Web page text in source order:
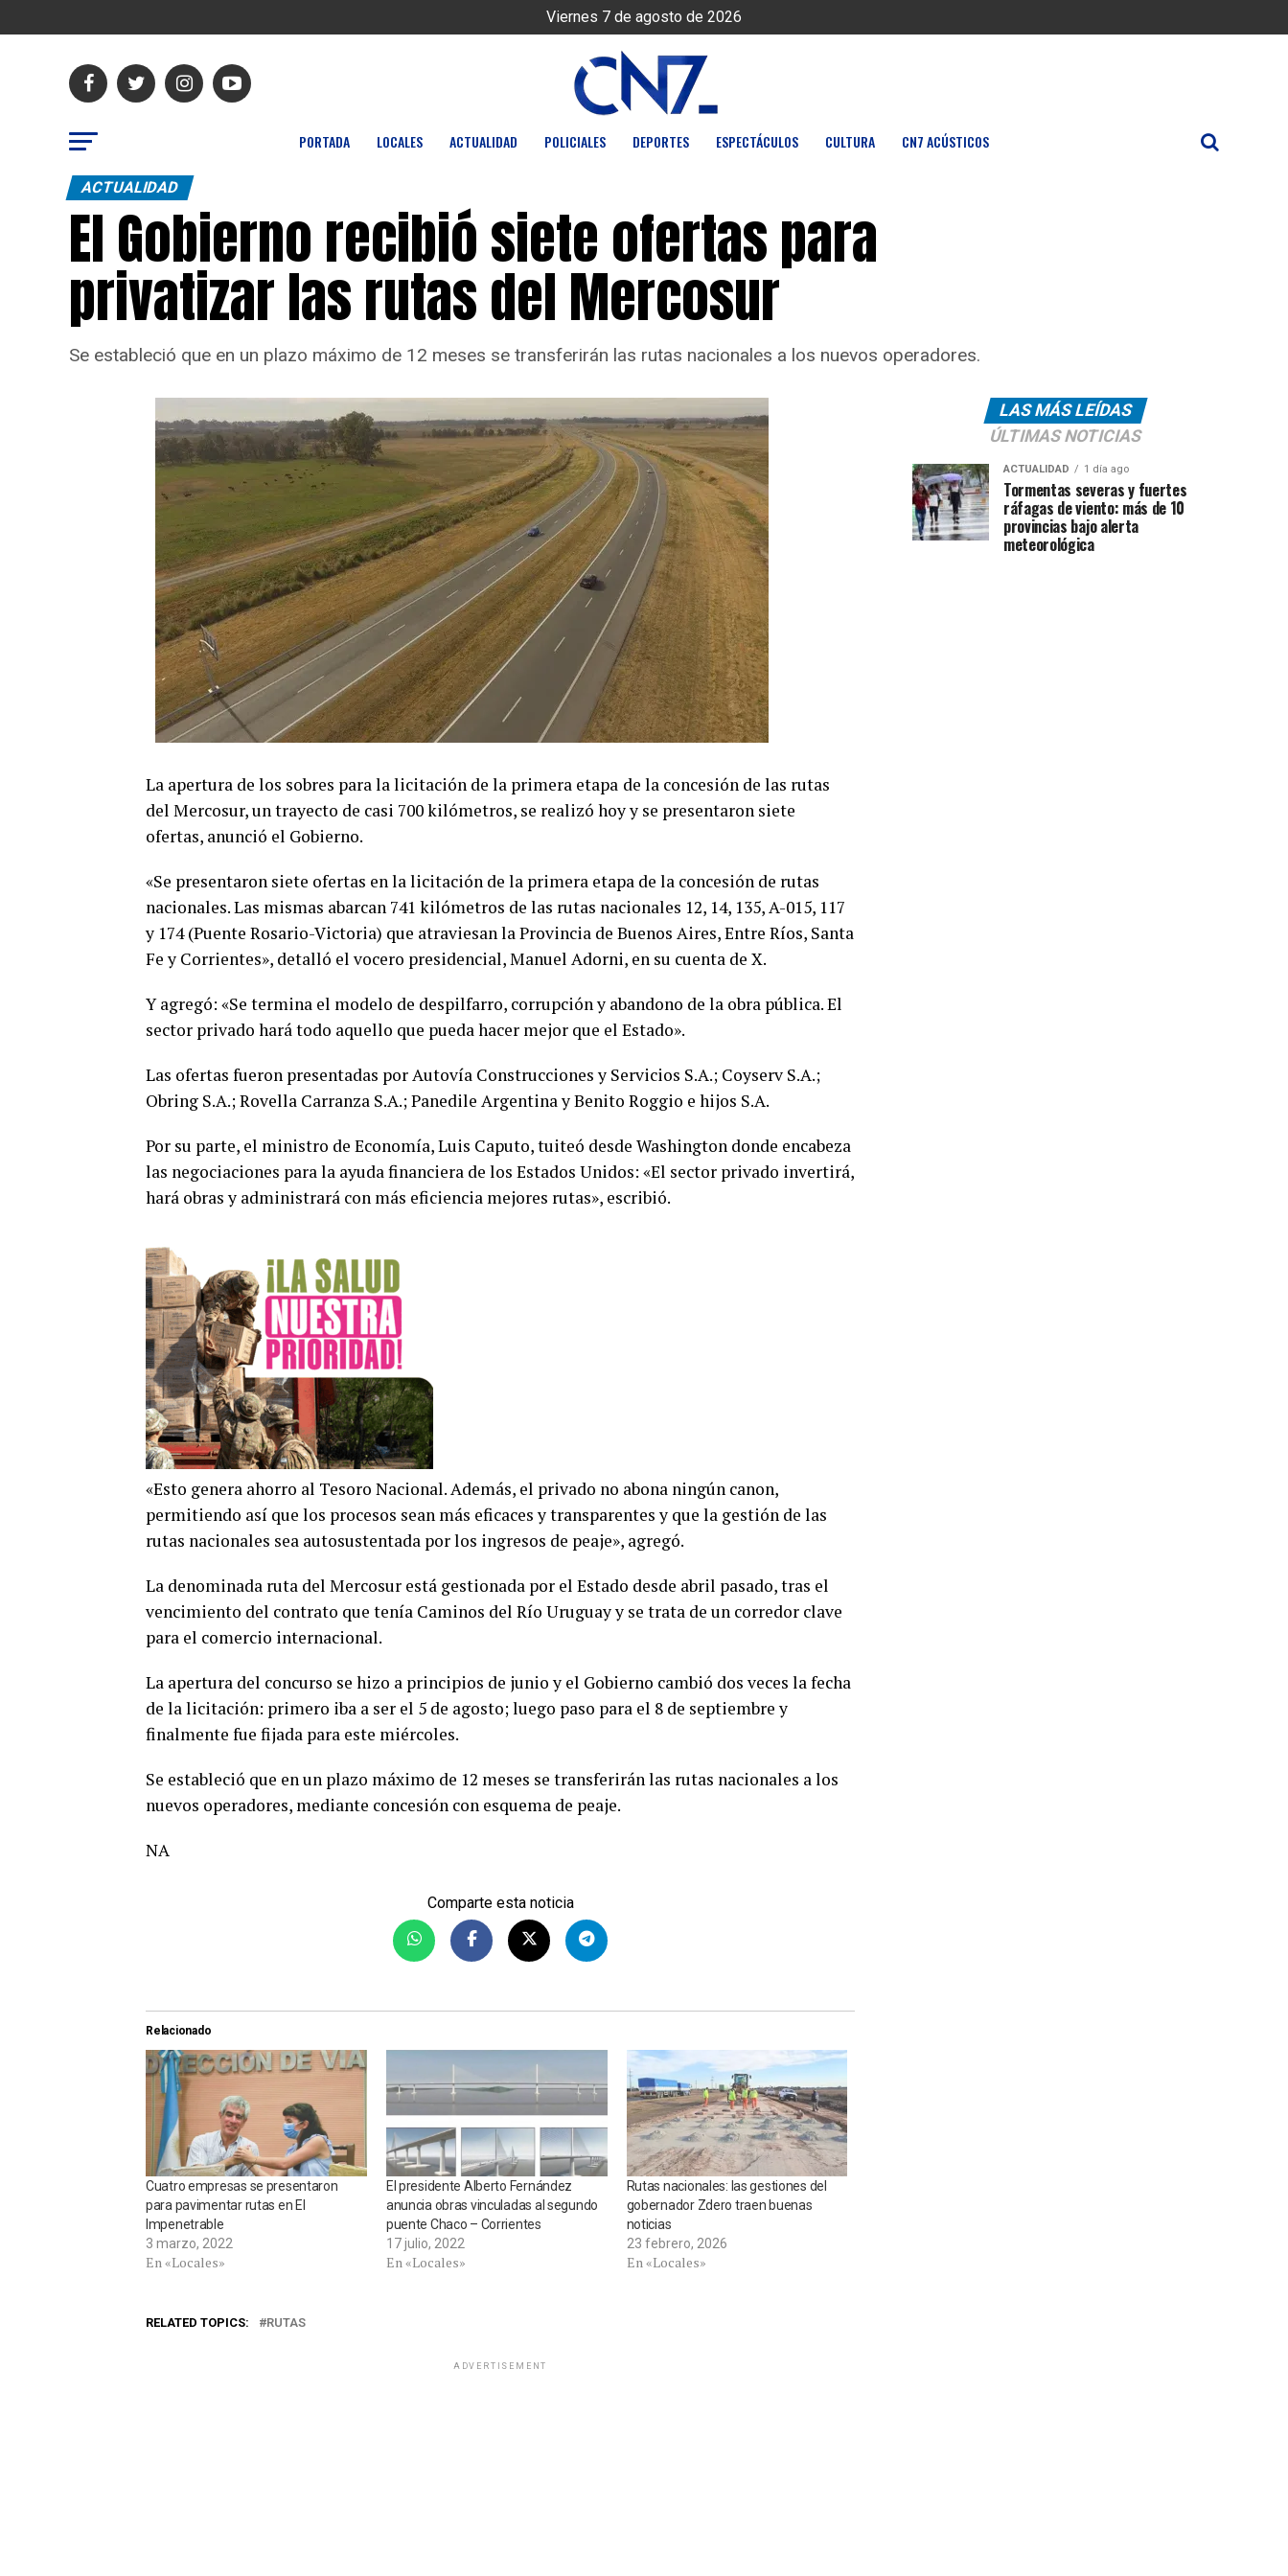
Viernes 7 de agosto de 2026
PORTADA LOCALES ACTUALIDAD POLICIALES DEPORTES ESPECTÁCULOS CULTURA CN7 ACÚSTICOS
ACTUALIDAD
El Gobierno recibió siete ofertas para
privatizar las rutas del Mercosur
Se estableció que en un plazo máximo de 12 meses se transferirán las rutas nacionales a los nuevos operadores.
La apertura de los sobres para la licitación de la primera etapa de la concesión de las rutas
del Mercosur, un trayecto de casi 700 kilómetros, se realizó hoy y se presentaron siete
ofertas, anunció el Gobierno.
«Se presentaron siete ofertas en la licitación de la primera etapa de la concesión de rutas
nacionales. Las mismas abarcan 741 kilómetros de las rutas nacionales 12, 14, 135, A-015, 117
y 174 (Puente Rosario-Victoria) que atraviesan la Provincia de Buenos Aires, Entre Ríos, Santa
Fe y Corrientes», detalló el vocero presidencial, Manuel Adorni, en su cuenta de X.
Y agregó: «Se termina el modelo de despilfarro, corrupción y abandono de la obra pública. El
sector privado hará todo aquello que pueda hacer mejor que el Estado».
Las ofertas fueron presentadas por Autovía Construcciones y Servicios S.A.; Coyserv S.A.;
Obring S.A.; Rovella Carranza S.A.; Panedile Argentina y Benito Roggio e hijos S.A.
Por su parte, el ministro de Economía, Luis Caputo, tuiteó desde Washington donde encabeza
las negociaciones para la ayuda financiera de los Estados Unidos: «El sector privado invertirá,
hará obras y administrará con más eficiencia mejores rutas», escribió.
«Esto genera ahorro al Tesoro Nacional. Además, el privado no abona ningún canon,
permitiendo así que los procesos sean más eficaces y transparentes y que la gestión de las
rutas nacionales sea autosustentada por los ingresos de peaje», agregó.
La denominada ruta del Mercosur está gestionada por el Estado desde abril pasado, tras el
vencimiento del contrato que tenía Caminos del Río Uruguay y se trata de un corredor clave
para el comercio internacional.
La apertura del concurso se hizo a principios de junio y el Gobierno cambió dos veces la fecha
de la licitación: primero iba a ser el 5 de agosto; luego paso para el 8 de septiembre y
finalmente fue fijada para este miércoles.
Se estableció que en un plazo máximo de 12 meses se transferirán las rutas nacionales a los
nuevos operadores, mediante concesión con esquema de peaje.
NA
Comparte esta noticia
Relacionado
Cuatro empresas se presentaron
para pavimentar rutas en El
Impenetrable
3 marzo, 2022
En «Locales»
El presidente Alberto Fernández
anuncia obras vinculadas al segundo
puente Chaco – Corrientes
17 julio, 2022
En «Locales»
Rutas nacionales: las gestiones del
gobernador Zdero traen buenas
noticias
23 febrero, 2026
En «Locales»
RELATED TOPICS: RUTAS
ADVERTISEMENT
LAS MÁS LEÍDAS
ÚLTIMAS NOTICIAS
ACTUALIDAD 1 día ago
Tormentas severas y fuertes
ráfagas de viento: más de 10
provincias bajo alerta
meteorológica